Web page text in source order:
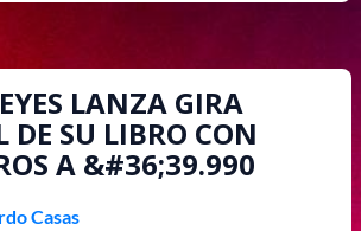
LANZA GIRA
SU LIBRO CON
A &#36;39.990
Casas